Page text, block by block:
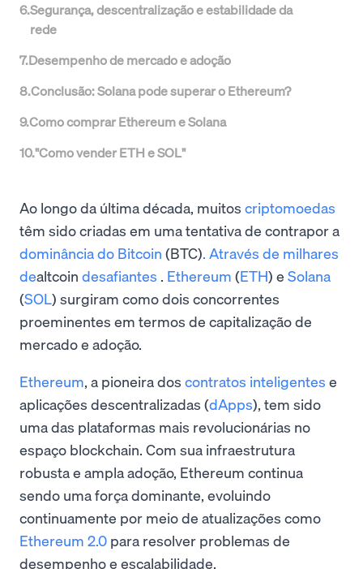
6.Segurança, descentralização e estabilidade da
rede
7.Desempenho de mercado e adoção
8.Conclusão: Solana pode superar o Ethereum?
9.Como comprar Ethereum e Solana
10."Como vender ETH e SOL"
Ao longo da última década, muitos criptomoedas
têm sido criadas em uma tentativa de contrapor a
dominância do Bitcoin (BTC). Através de milhares
dealtcoin desafiantes . Ethereum (ETH) e Solana
(SOL) surgiram como dois concorrentes
proeminentes em termos de capitalização de
mercado e adoção.
Ethereum, a pioneira dos contratos inteligentes e
aplicações descentralizadas (dApps), tem sido
uma das plataformas mais revolucionárias no
espaço blockchain. Com sua infraestrutura
robusta e ampla adoção, Ethereum continua
sendo uma força dominante, evoluindo
continuamente por meio de atualizações como
Ethereum 2.0 para resolver problemas de
desempenho e escalabilidade.